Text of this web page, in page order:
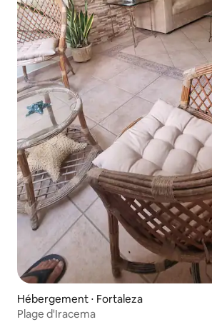
Hébergement ⋅ Fortaleza
Plage d'Iracema